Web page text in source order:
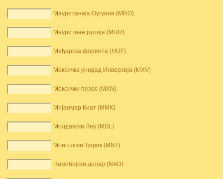
Мауританија Оугуииа (MRO)
Мауритиан рупија (MUR)
Мађарска форинта (HUF)
Мексичка унидад Инверзија (MXV)
Мексички пезос (MXN)
Мијанмар Киат (MMK)
Молдавски Леу (MDL)
Монголски Тугрик (MNT)
Намибијски долар (NAD)